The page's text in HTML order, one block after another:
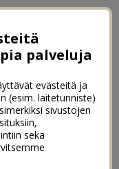
palveluja
evästeitä ja
(esim. laitetunniste)
sivustojen
sekä